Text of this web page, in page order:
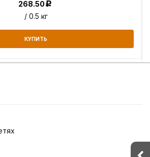
268.50Р
/ 0.5 кг
КУПИТЬ